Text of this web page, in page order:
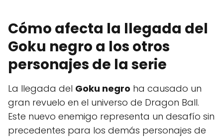
Cómo afecta la llegada del
Goku negro a los otros
personajes de la serie
La llegada del Goku negro ha causado un
gran revuelo en el universo de Dragon Ball.
Este nuevo enemigo representa un desafío sin
precedentes para los demás personajes de